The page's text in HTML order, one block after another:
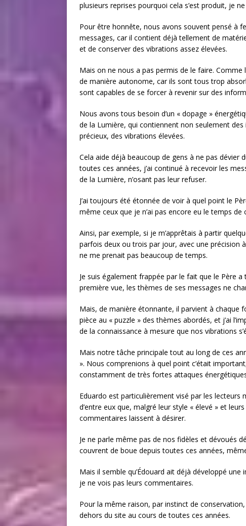
plusieurs reprises pourquoi cela s’est produit, je
Pour être honnête, nous avons souvent pensé à
messages, car il contient déjà tellement de
et de conserver des vibrations assez élevées.
Mais on ne nous a pas permis de le faire. Comme
de manière autonome, car ils sont tous trop
sont capables de se forcer à revenir sur des
Nous avons tous besoin d’un « dopage »
de la Lumière, qui contiennent non seulement
précieux, des vibrations élevées.
Cela aide déjà beaucoup de gens à ne pas dévier
toutes ces années, j’ai continué à recevoir les
de la Lumière, n’osant pas leur refuser.
J’ai toujours été étonnée de voir à quel point le
même ceux que je n’ai pas encore eu le temps de
Ainsi, par exemple, si je m’apprêtais à partir
parfois deux ou trois par jour, avec une précision
ne me prenait pas beaucoup de temps.
Je suis également frappée par le fait que le Père
première vue, les thèmes de ses messages ne
Mais, de manière étonnante, il parvient à chaque
pièce au « puzzle » des thèmes abordés, et j’ai
de la connaissance à mesure que nos vibrations
Mais notre tâche principale tout au long de ces
». Nous comprenions à quel point c’était
constamment de très fortes attaques
Eduardo est particulièrement visé par les lecteurs
d’entre eux que, malgré leur style « élevé » et
commentaires laissent à désirer.
Je ne parle même pas de nos fidèles et dévoués
couvrent de boue depuis toutes ces années,
Mais il semble qu’Édouard ait déjà développé
je ne vois pas leurs commentaires.
Pour la même raison, par instinct de
dehors du site au cours de toutes ces années.